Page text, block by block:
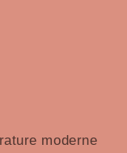
moderne